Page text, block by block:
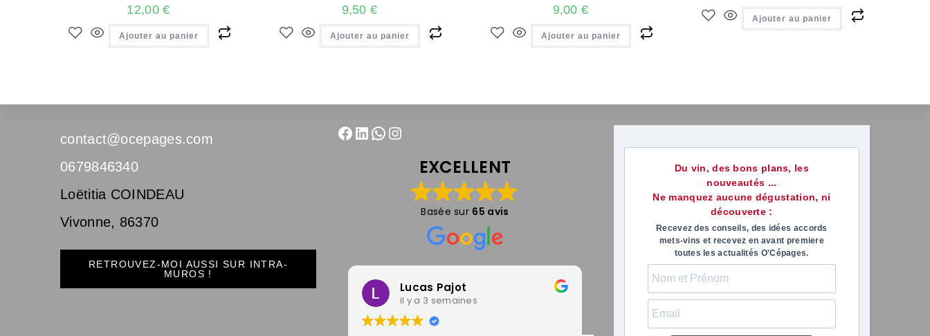
12,00€
Ajouter au panier
9,50€
Ajouter au panier
9,00€
Ajouter au panier
Ajouter au panier
contact@ocepages.com
0679846340
Loëtitia COINDEAU
Vivonne, 86370
RETROUVEZ-MOI AUSSI SUR INTRA-
MUROS !
EXCELLENT
Basée sur 65 avis
Lucas Pajot
il y a 3 semaines
marie-anne paris
il y a 1 mois
Du vin, des bons plans, les
nouveautés ...
Ne manquez aucune dégustation, ni
découverte :
Recevez des conseils, des idées accords
mets-vins et recevez en avant premiere
toutes les actualités O'Cépages.